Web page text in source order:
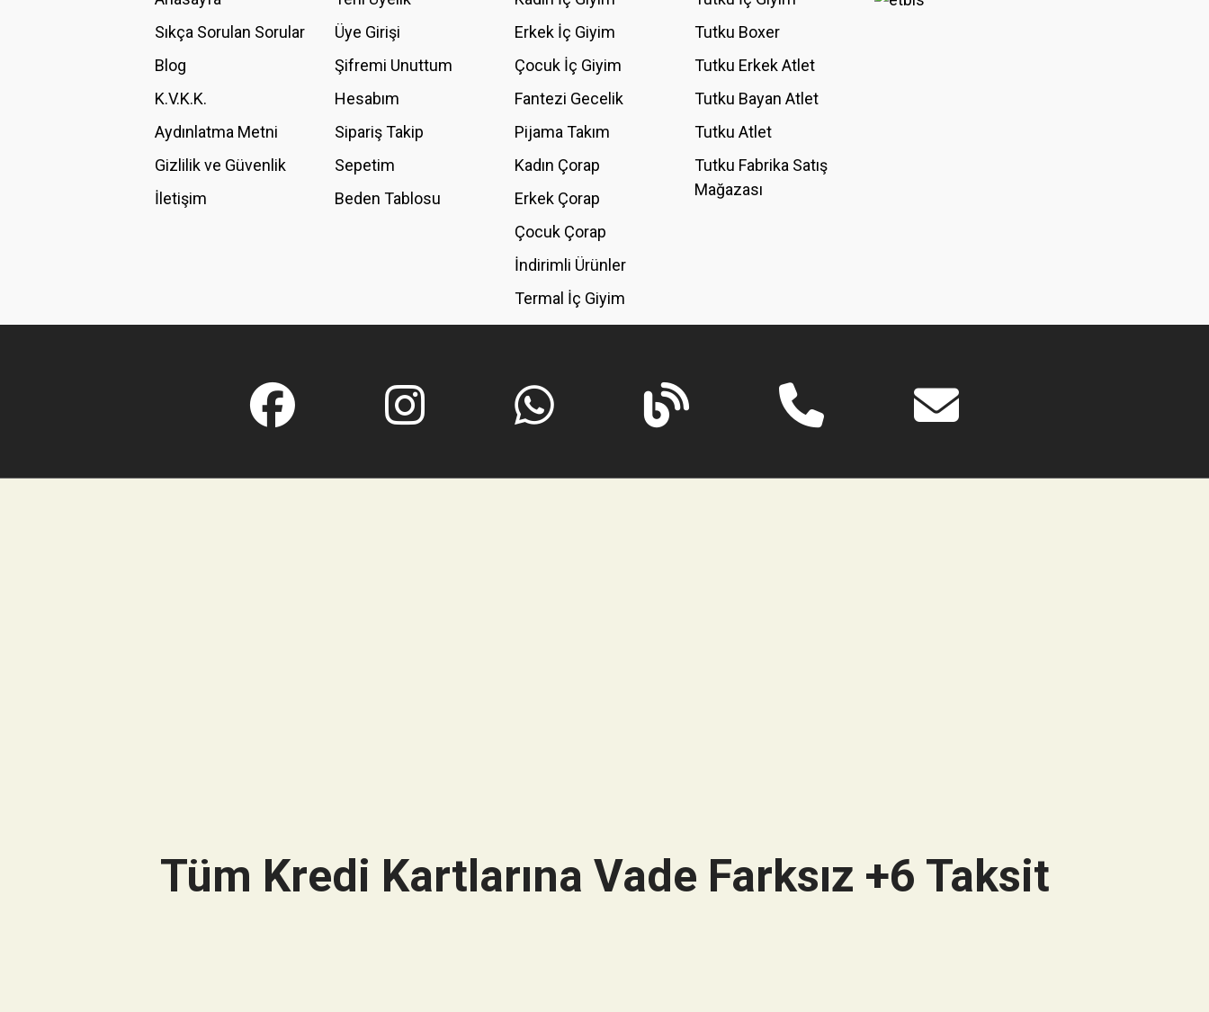
Ürün fiyatı diğer sitelerden daha pahalı.
Bu ürüne benzer farklı alternatifler olmalı.
Sıkça Sorulan Sorular
Blog
K.V.K.K.
Aydınlatma Metni
Gizlilik ve Güvenlik
İletişim
Üye Girişi
Şifremi Unuttum
Hesabım
Sipariş Takip
Sepetim
Beden Tablosu
Erkek İç Giyim
Çocuk İç Giyim
Fantezi Gecelik
Pijama Takım
Kadın Çorap
Erkek Çorap
Çocuk Çorap
İndirimli Ürünler
Termal İç Giyim
Tutku Boxer
Tutku Erkek Atlet
Tutku Bayan Atlet
Tutku Atlet
Tutku Fabrika Satış
Mağazası
Tüm Kredi Kartlarına Vade Farksız +6 Taksit